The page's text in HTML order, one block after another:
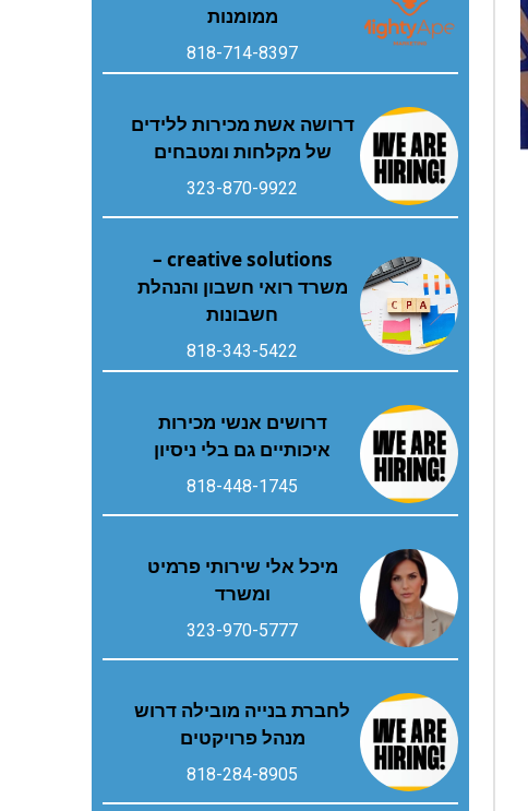
ממומנות
818-714-8397
דרושה אשת מכירות ללידים
של מקלחות ומטבחים
323-870-9922
creative solutions –
משרד רואי חשבון והנהלת
חשבונות
818-343-5422
דרושים אנשי מכירות
איכותיים גם בלי ניסיון
818-448-1745
מיכל אלי שירותי פרמיט
ומשרד
323-970-5777
לחברת בנייה מובילה דרוש
מנהל פרויקטים
818-284-8905